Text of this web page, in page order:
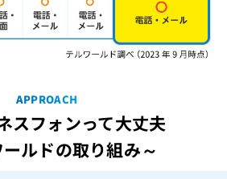
APPROACH
スフォンって大丈夫
ルドの取り組み～